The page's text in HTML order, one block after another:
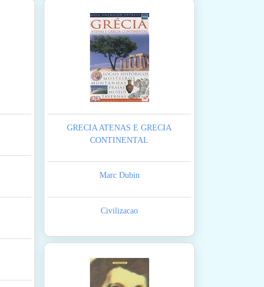
GRECIA ATENAS E GRECIA
CONTINENTAL
Marc Dubin
Civilizacao